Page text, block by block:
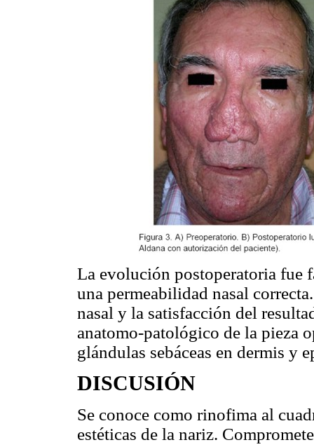
La evolución postoperatoria fue
una permeabilidad nasal
nasal y la satisfacción del
anatomo-patológico de la pieza
glándulas sebáceas en dermis y
DISCUSIÓN
Se conoce como rinofima al
estéticas de la nariz.